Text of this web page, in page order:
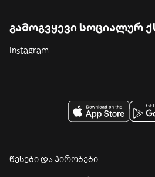
გამოგვყევი სოციალურ
Instagram
წესები და პირობები